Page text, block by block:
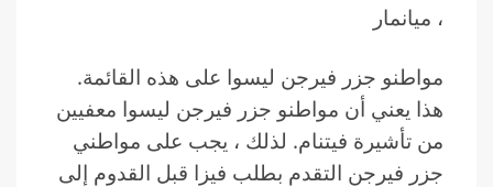
، ميانمار
مواطنو جزر فيرجن ليسوا على هذه القائمة.
هذا يعني أن مواطنو جزر فيرجن ليسوا معفيين
من تأشيرة فيتنام. لذلك ، يجب على مواطني
جزر فيرجن التقدم بطلب فيزا قبل القدوم إلى